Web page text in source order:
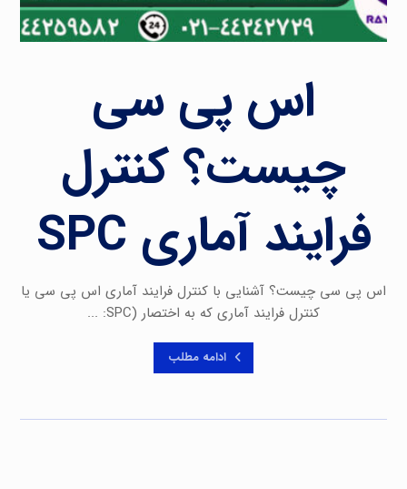
اس پی سی
چیست؟ کنترل
فرایند آماری SPC
اس پی سی چیست؟ آشنایی با کنترل فرایند آماری اس پی سی یا
کنترل فرایند آماری که به اختصار (SPC: ...
ادامه مطلب